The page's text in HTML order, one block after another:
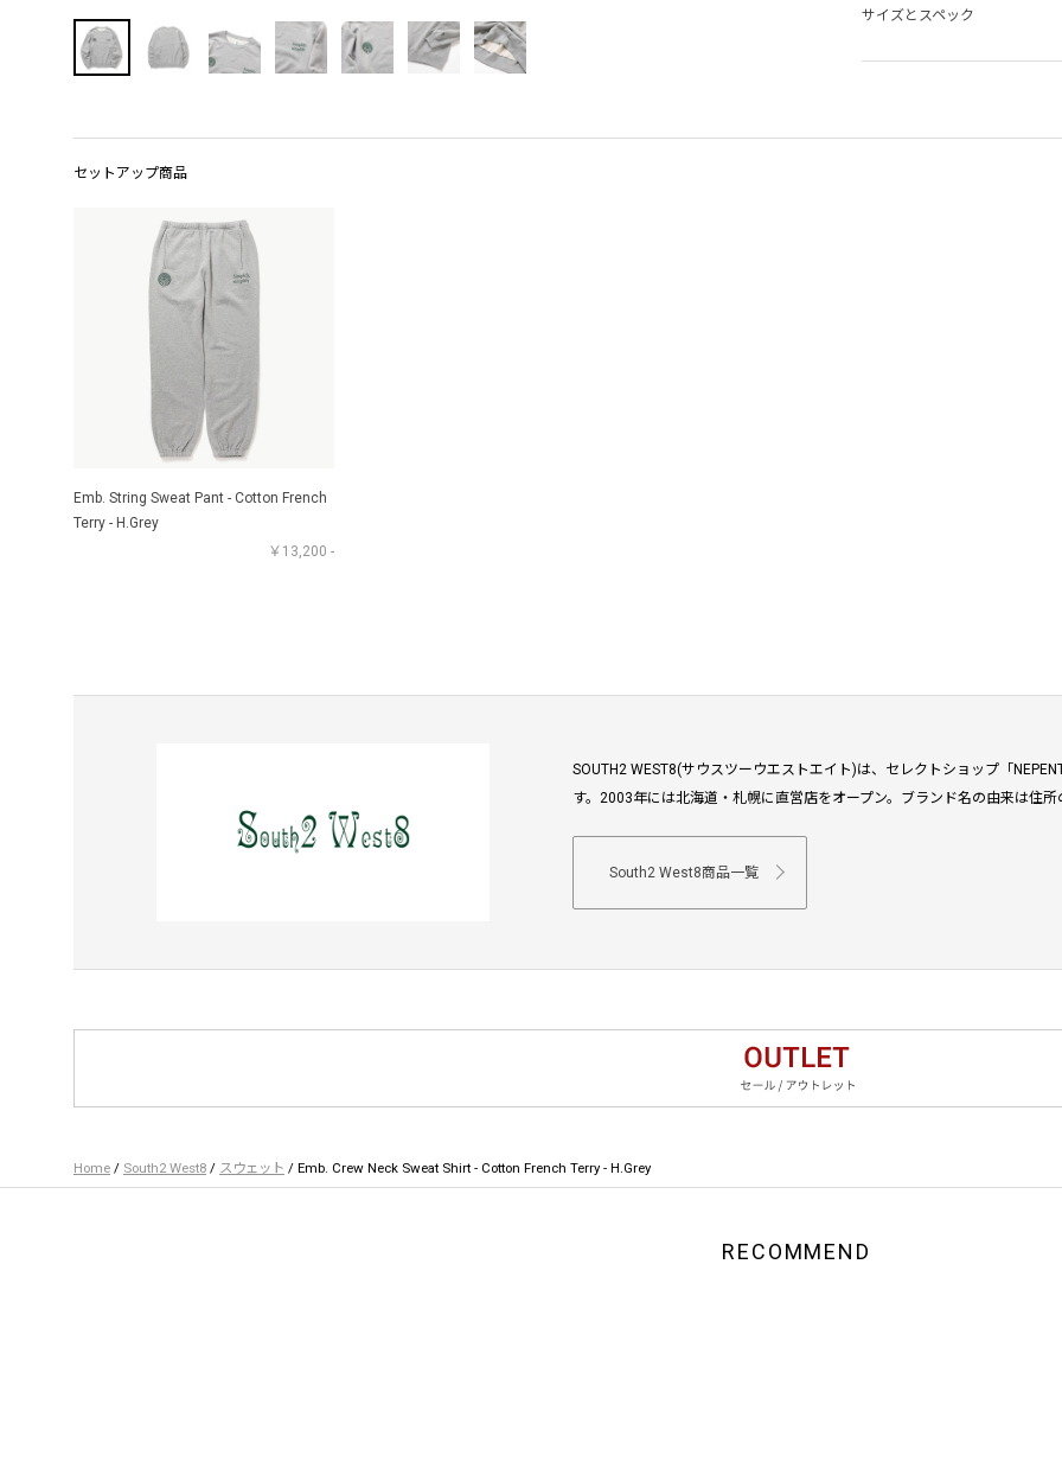
サイズとスペック
セットアップ商品
Emb. String Sweat Pant - Cotton French
Terry - H.Grey
￥13,200 -
SOUTH2 WEST8(サウスツーウエストエイト)は、セレクトショップ「
す。2003年には北海道・札幌に直営店をオープン。ブランド名の由来は住所
South2 West8商品一覧
Home / South2 West8 / スウェット / Emb. Crew Neck Sweat Shirt - Cotton French Terry - H.Grey
RECOMMEND